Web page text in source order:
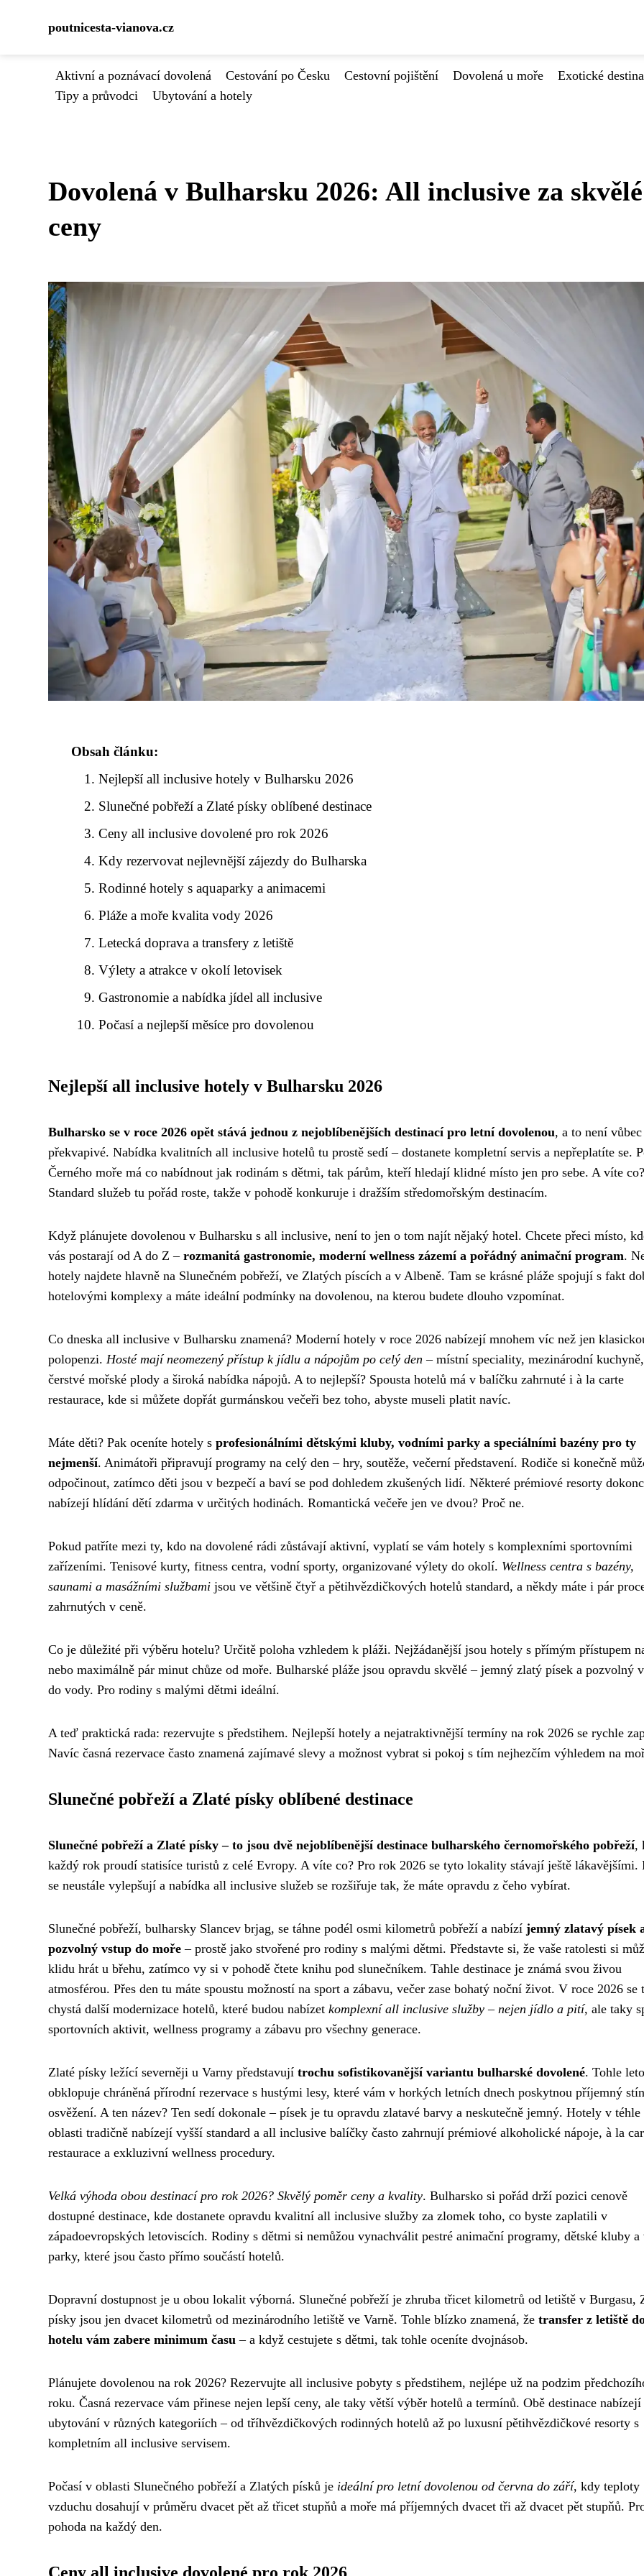
poutnicesta-vianova.cz
Aktivní a poznávací dovolená Cestování po Česku Cestovní pojištění Dovolená u moře Exotické
Tipy a průvodci
Ubytování a hotely
Dovolená v Bulharsku 2026: All inclusive za skvělé
ceny
Obsah článku:
Nejlepší all inclusive hotely v Bulharsku 2026
Slunečné pobřeží a Zlaté písky oblíbené destinace
Ceny all inclusive dovolené pro rok 2026
Kdy rezervovat nejlevnější zájezdy do Bulharska
Rodinné hotely s aquaparky a animacemi
Pláže a moře kvalita vody 2026
Letecká doprava a transfery z letiště
Výlety a atrakce v okolí letovisek
Gastronomie a nabídka jídel all inclusive
Počasí a nejlepší měsíce pro dovolenou
Nejlepší all inclusive hotely v Bulharsku 2026
Bulharsko se v roce 2026 opět stává jednou z nejoblíbenějších destinací pro letní dovolenou, a to není vůbec
překvapivé. Nabídka kvalitních all inclusive hotelů tu prostě sedí – dostanete kompletní servis a nepřeplatíte se.
Černého moře má co nabídnout jak rodinám s dětmi, tak párům, kteří hledají klidné místo jen pro sebe. A víte co?
Standard služeb tu pořád roste, takže v pohodě konkuruje i dražším středomořským destinacím.
Když plánujete dovolenou v Bulharsku s all inclusive, není to jen o tom najít nějaký hotel. Chcete přeci místo,
vás postarají od A do Z – rozmanitá gastronomie, moderní wellness zázemí a pořádný animační program.
hotely najdete hlavně na Slunečném pobřeží, ve Zlatých píscích a v Albeně. Tam se krásné pláže spojují s fakt
hotelovými komplexy a máte ideální podmínky na dovolenou, na kterou budete dlouho vzpomínat.
Co dneska all inclusive v Bulharsku znamená? Moderní hotely v roce 2026 nabízejí mnohem víc než jen
polopenzi. Hosté mají neomezený přístup k jídlu a nápojům po celý den – místní speciality, mezinárodní kuchyně,
čerstvé mořské plody a široká nabídka nápojů. A to nejlepší? Spousta hotelů má v balíčku zahrnuté i à la carte
restaurace, kde si můžete dopřát gurmánskou večeři bez toho, abyste museli platit navíc.
Máte děti? Pak oceníte hotely s profesionálními dětskými kluby, vodními parky a speciálními bazény pro ty
nejmenší. Animátoři připravují programy na celý den – hry, soutěže, večerní představení. Rodiče si konečně
odpočinout, zatímco děti jsou v bezpečí a baví se pod dohledem zkušených lidí. Některé prémiové resorty
nabízejí hlídání dětí zdarma v určitých hodinách. Romantická večeře jen ve dvou? Proč ne.
Pokud patříte mezi ty, kdo na dovolené rádi zůstávají aktivní, vyplatí se vám hotely s komplexními sportovními
zařízeními. Tenisové kurty, fitness centra, vodní sporty, organizované výlety do okolí. Wellness centra s bazény,
saunami a masážními službami jsou ve většině čtyř a pětihvězdičkových hotelů standard, a někdy máte i pár
zahrnutých v ceně.
Co je důležité při výběru hotelu? Určitě poloha vzhledem k pláži. Nejžádanější jsou hotely s přímým přístupem
nebo maximálně pár minut chůze od moře. Bulharské pláže jsou opravdu skvělé – jemný zlatý písek a pozvolný
do vody. Pro rodiny s malými dětmi ideální.
A teď praktická rada: rezervujte s předstihem. Nejlepší hotely a nejatraktivnější termíny na rok 2026 se rychle
Navíc časná rezervace často znamená zajímavé slevy a možnost vybrat si pokoj s tím nejhezčím výhledem na
Slunečné pobřeží a Zlaté písky oblíbené destinace
Slunečné pobřeží a Zlaté písky – to jsou dvě nejoblíbenější destinace bulharského černomořského pobřeží,
každý rok proudí statisíce turistů z celé Evropy. A víte co? Pro rok 2026 se tyto lokality stávají ještě lákavějšími.
se neustále vylepšují a nabídka all inclusive služeb se rozšiřuje tak, že máte opravdu z čeho vybírat.
Slunečné pobřeží, bulharsky Slancev brjag, se táhne podél osmi kilometrů pobřeží a nabízí jemný zlatavý písek
pozvolný vstup do moře – prostě jako stvořené pro rodiny s malými dětmi. Představte si, že vaše ratolesti si
klidu hrát u břehu, zatímco vy si v pohodě čtete knihu pod slunečníkem. Tahle destinace je známá svou živou
atmosférou. Přes den tu máte spoustu možností na sport a zábavu, večer zase bohatý noční život. V roce 2026 se
chystá další modernizace hotelů, které budou nabízet komplexní all inclusive služby – nejen jídlo a pití, ale taky
sportovních aktivit, wellness programy a zábavu pro všechny generace.
Zlaté písky ležící severněji u Varny představují trochu sofistikovanější variantu bulharské dovolené. Tohle
obklopuje chráněná přírodní rezervace s hustými lesy, které vám v horkých letních dnech poskytnou příjemný
osvěžení. A ten název? Ten sedí dokonale – písek je tu opravdu zlatavé barvy a neskutečně jemný. Hotely v téhle
oblasti tradičně nabízejí vyšší standard a all inclusive balíčky často zahrnují prémiové alkoholické nápoje, à la
restaurace a exkluzivní wellness procedury.
Velká výhoda obou destinací pro rok 2026? Skvělý poměr ceny a kvality. Bulharsko si pořád drží pozici cenově
dostupné destinace, kde dostanete opravdu kvalitní all inclusive služby za zlomek toho, co byste zaplatili v
západoevropských letoviscích. Rodiny s dětmi si nemůžou vynachválit pestré animační programy, dětské kluby a
parky, které jsou často přímo součástí hotelů.
Dopravní dostupnost je u obou lokalit výborná. Slunečné pobřeží je zhruba třicet kilometrů od letiště v Burgasu,
písky jsou jen dvacet kilometrů od mezinárodního letiště ve Varně. Tohle blízko znamená, že transfer z letiště
hotelu vám zabere minimum času – a když cestujete s dětmi, tak tohle oceníte dvojnásob.
Plánujete dovolenou na rok 2026? Rezervujte all inclusive pobyty s předstihem, nejlépe už na podzim
roku. Časná rezervace vám přinese nejen lepší ceny, ale taky větší výběr hotelů a termínů. Obě destinace nabízejí
ubytování v různých kategoriích – od tříhvězdičkových rodinných hotelů až po luxusní pětihvězdičkové resorty s
kompletním all inclusive servisem.
Počasí v oblasti Slunečného pobřeží a Zlatých písků je ideální pro letní dovolenou od června do září, kdy teploty
vzduchu dosahují v průměru dvacet pět až třicet stupňů a moře má příjemných dvacet tři až dvacet pět stupňů.
pohoda na každý den.
Ceny all inclusive dovolené pro rok 2026